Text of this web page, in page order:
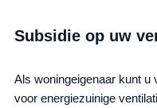
Subsidie op uw
Als woningeigenaar kunt u
voor energiezuinige